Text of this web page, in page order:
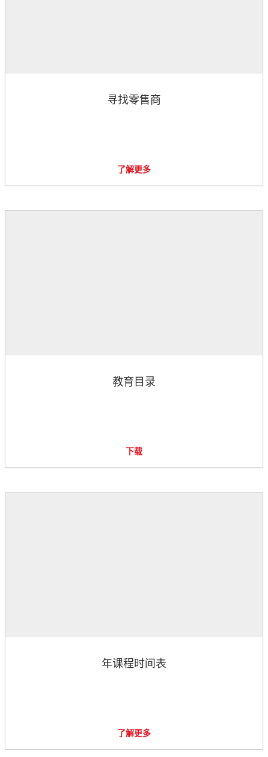
寻找零售商
了解更多
教育目录
下载
年课程时间表
了解更多